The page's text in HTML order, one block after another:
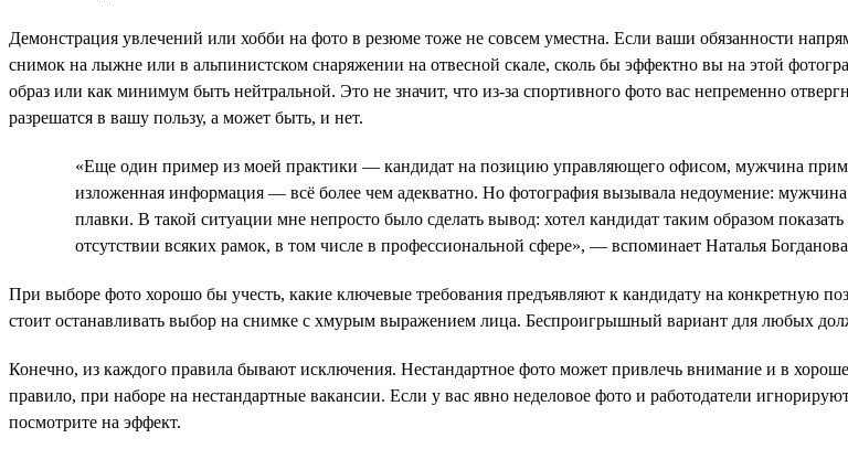
Демонстрация увлечений или хобби на фото в резюме тоже не совсем уместна. Если ваши обязанности
снимок на лыжне или в альпинистском снаряжении на отвесной скале, сколь бы эффектно вы на этой
образ или как минимум быть нейтральной. Это не значит, что из-за спортивного фото вас непременно
разрешатся в вашу пользу, а может быть, и нет.
«Еще один пример из моей практики — кандидат на позицию управляющего офисом, мужчина
изложенная информация — всё более чем адекватно. Но фотография вызывала недоумение:
плавки. В такой ситуации мне непросто было сделать вывод: хотел кандидат таким образом
отсутствии всяких рамок, в том числе в профессиональной сфере», — вспоминает Наталья
При выборе фото хорошо бы учесть, какие ключевые требования предъявляют к кандидату на конкретную
стоит останавливать выбор на снимке с хмурым выражением лица. Беспроигрышный вариант для любых
Конечно, из каждого правила бывают исключения. Нестандартное фото может привлечь внимание и в
правило, при наборе на нестандартные вакансии. Если у вас явно неделовое фото и работодатели
посмотрите на эффект.